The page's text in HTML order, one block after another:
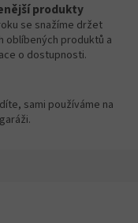
produkty
se snažíme držet
oblíbených produktů a
o dostupnosti.
sami používáme na